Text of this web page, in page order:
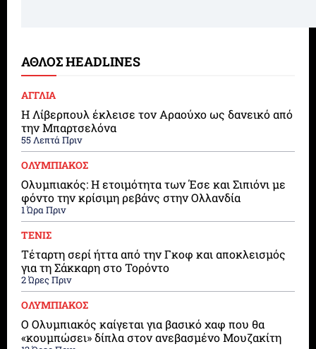
ΑΘΛΟΣ HEADLINES
ΑΓΓΛΙΑ
Η Λίβερπουλ έκλεισε τον Αραούχο ως δανεικό από
την Μπαρτσελόνα
55 Λεπτά Πριν
ΟΛΥΜΠΙΑΚΟΣ
Ολυμπιακός: Η ετοιμότητα των Έσε και Σιπιόνι με
φόντο την κρίσιμη ρεβάνς στην Ολλανδία
1 Ώρα Πριν
ΤΕΝΙΣ
Τέταρτη σερί ήττα από την Γκοφ και αποκλεισμός
για τη Σάκκαρη στο Τορόντο
2 Ώρες Πριν
ΟΛΥΜΠΙΑΚΟΣ
Ο Ολυμπιακός καίγεται για βασικό χαφ που θα
«κουμπώσει» δίπλα στον ανεβασμένο Μουζακίτη